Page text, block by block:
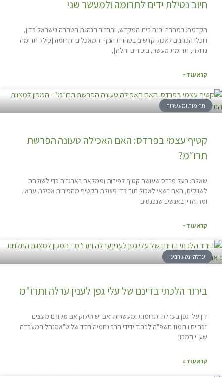
חיוב נטילת ידים לתרומה ולמעשר שני
הקדמה: במהרה יבנה בית המקדש, ותחזור הנהגת הטהרה בישראל כדין,
ויוכלו הכהנים לאכול קדשים בטהרת הגוף והמאכלים ותרומה [כולל תרומה
גדולה, תרומת מעשר, ביכורים וחלה],
קרא עוד »
תרומות ומעשרות
קטיף עצמי בפרדס: האם האכילה טעונה הפרשת
תרו״מ?
שאלה: בעל פרדס שעושה קטיף לפירות וממלאם בארגזים כדי לשולחם
לשווקים, האם רשאי לאכול תוך כדי פעולת הקטיף מהפירות אכילת עראי.
ומה הדין באנשים שנכנסים
קרא עוד »
ערלה ונטע רבעי
בירור הלכתי בדינם של עלי גפן לענין ערלה ותרו"מ
דין עלי גפן בערלה ותרומות ומעשרות ואם יש חילוק אם מקורם מעצים
זכריים ו תמוז תשפ"ה לכבוד ידידי הרב נחמיה חדד שליט"אמנהל המעבדה
שע"י המכון
קרא עוד »